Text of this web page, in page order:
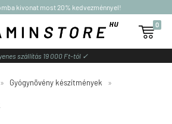
kivonat most 20% kedvezménnyel!

0
szállítás 19 000 Ft-tól ✓
» Gyógynövény készítmények »